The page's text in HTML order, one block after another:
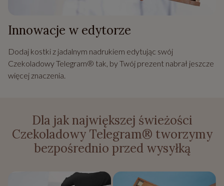
Innowacje w edytorze
Dodaj kostki z jadalnym nadrukiem edytując swój
Czekoladowy Telegram® tak, by Twój prezent nabrał jeszcze
więcej znaczenia.
Dla jak największej świeżości
Czekoladowy Telegram® tworzymy
bezpośrednio przed wysyłką